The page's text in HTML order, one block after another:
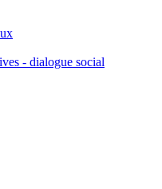
- dialogue social